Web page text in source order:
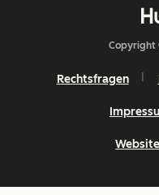
Copyright
Rechtsfragen